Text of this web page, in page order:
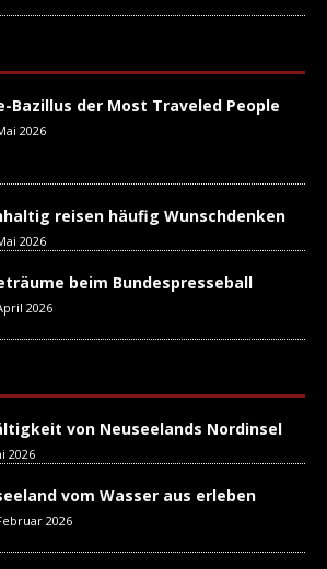
Bazillus der Most Traveled People
2026
reisen häufig Wunschdenken
2026
beim Bundespresseball
2026
von Neuseelands Nordinsel
2026
vom Wasser aus erleben
2026